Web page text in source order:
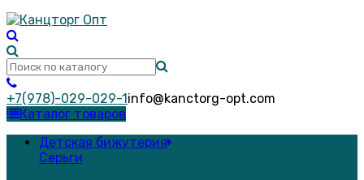
+7(978)-029-029-1info@kanctorg-opt.com
Каталог товаров
Детская бижутерия
Серьги